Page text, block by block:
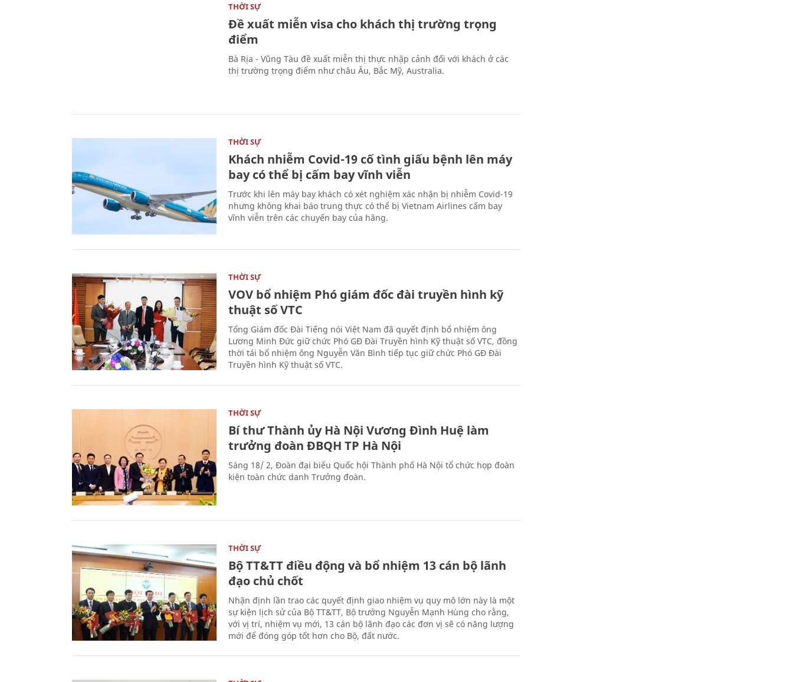
THỜI SỰ
Đề xuất miễn visa cho khách thị trường trọng
điểm
Bà Rịa - Vũng Tàu đề xuất miễn thị thực nhập cảnh đối với khách ở các
thị trường trọng điểm như châu Âu, Bắc Mỹ, Australia.
THỜI SỰ
Khách nhiễm Covid-19 cố tình giấu bệnh lên máy
bay có thể bị cấm bay vĩnh viễn
Trước khi lên máy bay khách có xét nghiệm xác nhận bị nhiễm Covid-19
nhưng không khai báo trung thực có thể bị Vietnam Airlines cấm bay
vĩnh viễn trên các chuyến bay của hãng.
THỜI SỰ
VOV bổ nhiệm Phó giám đốc đài truyền hình kỹ
thuật số VTC
Tổng Giám đốc Đài Tiếng nói Việt Nam đã quyết định bổ nhiệm ông
Lương Minh Đức giữ chức Phó GĐ Đài Truyền hình Kỹ thuật số VTC, đồng
thời tái bổ nhiệm ông Nguyễn Văn Bình tiếp tục giữ chức Phó GĐ Đài
Truyền hình Kỹ thuật số VTC.
THỜI SỰ
Bí thư Thành ủy Hà Nội Vương Đình Huệ làm
trưởng đoàn ĐBQH TP Hà Nội
Sáng 18/ 2, Đoàn đại biểu Quốc hội Thành phố Hà Nội tổ chức họp đoàn
kiện toàn chức danh Trưởng đoàn.
THỜI SỰ
Bộ TT&TT điều động và bổ nhiệm 13 cán bộ lãnh
đạo chủ chốt
Nhận định lần trao các quyết định giao nhiệm vụ quy mô lớn này là một
sự kiện lịch sử của Bộ TT&TT, Bộ trưởng Nguyễn Mạnh Hùng cho rằng,
với vị trí, nhiệm vụ mới, 13 cán bộ lãnh đạo các đơn vị sẽ có năng lượng
mới để đóng góp tốt hơn cho Bộ, đất nước.